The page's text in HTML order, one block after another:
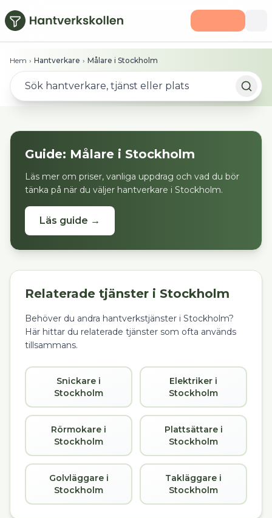
Hoppa till huvudinnehåll
Hem › Hantverkare › Målare i Stockholm
Guide: Målare i Stockholm
Läs mer om priser, vanliga uppdrag och vad du bör
tänka på när du väljer hantverkare i Stockholm.
Läs guide →
Relaterade tjänster i Stockholm
Behöver du andra hantverkstjänster i Stockholm?
Här hittar du relaterade tjänster som ofta används
tillsammans.
Snickare i
Stockholm
Elektriker i
Stockholm
Rörmokare i
Stockholm
Plattsättare i
Stockholm
Golvläggare i
Stockholm
Takläggare i
Stockholm